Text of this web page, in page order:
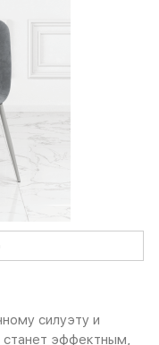
силуэту и
станет эффектным,